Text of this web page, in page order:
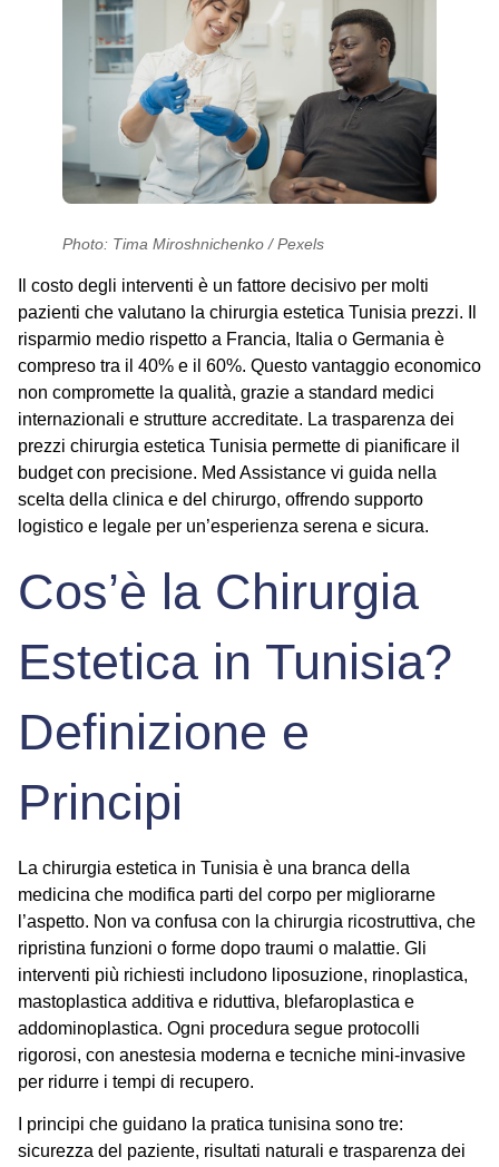
Photo: Tima Miroshnichenko / Pexels
Il costo degli interventi è un fattore decisivo per molti
pazienti che valutano la chirurgia estetica Tunisia prezzi. Il
risparmio medio rispetto a Francia, Italia o Germania è
compreso tra il 40% e il 60%. Questo vantaggio economico
non compromette la qualità, grazie a standard medici
internazionali e strutture accreditate. La trasparenza dei
prezzi chirurgia estetica Tunisia permette di pianificare il
budget con precisione. Med Assistance vi guida nella
scelta della clinica e del chirurgo, offrendo supporto
logistico e legale per un’esperienza serena e sicura.
Cos’è la Chirurgia
Estetica in Tunisia?
Definizione e
Principi
La chirurgia estetica in Tunisia è una branca della
medicina che modifica parti del corpo per migliorarne
l’aspetto. Non va confusa con la chirurgia ricostruttiva, che
ripristina funzioni o forme dopo traumi o malattie. Gli
interventi più richiesti includono liposuzione, rinoplastica,
mastoplastica additiva e riduttiva, blefaroplastica e
addominoplastica. Ogni procedura segue protocolli
rigorosi, con anestesia moderna e tecniche mini-invasive
per ridurre i tempi di recupero.
I principi che guidano la pratica tunisina sono tre:
sicurezza del paziente, risultati naturali e trasparenza dei